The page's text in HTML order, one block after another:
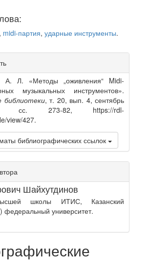
, midi-партия, ударные инструменты.
А. Л. «Методы „оживления“ Midi-
музыкальных инструментов».
библиотеки, т. 20, вып. 4, сентябрь
сс. 273-82, https://rdl-
view/427.
библиографических ссылок
Шайхутдинов
школы ИТИС, Казанский
федеральный университет.